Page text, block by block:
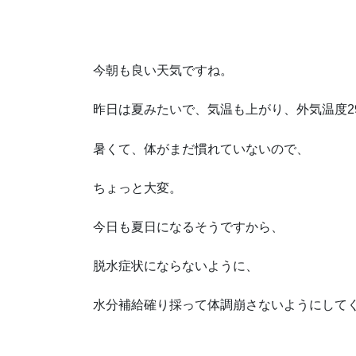
今朝も良い天気ですね。
昨日は夏みたいで、気温も上がり、外気温度
暑くて、体がまだ慣れていないので、
ちょっと大変。
今日も夏日になるそうですから、
脱水症状にならないように、
水分補給確り採って体調崩さないようにして